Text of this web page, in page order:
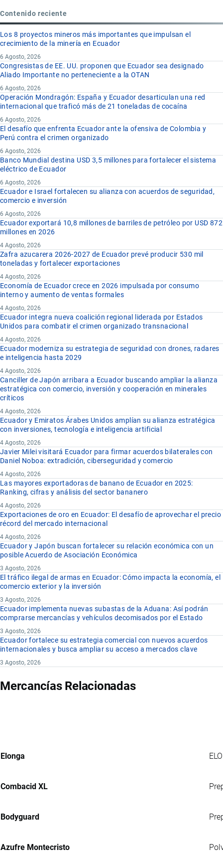
Contenido reciente
Los 8 proyectos mineros más importantes que impulsan el
crecimiento de la minería en Ecuador
6 Agosto, 2026
Congresistas de EE. UU. proponen que Ecuador sea designado
Aliado Importante no perteneciente a la OTAN
6 Agosto, 2026
Operación Mondragón: España y Ecuador desarticulan una red
internacional que traficó más de 21 toneladas de cocaína
6 Agosto, 2026
El desafío que enfrenta Ecuador ante la ofensiva de Colombia y
Perú contra el crimen organizado
6 Agosto, 2026
Banco Mundial destina USD 3,5 millones para fortalecer el sistema
eléctrico de Ecuador
6 Agosto, 2026
Ecuador e Israel fortalecen su alianza con acuerdos de seguridad,
comercio e inversión
6 Agosto, 2026
Ecuador exportará 10,8 millones de barriles de petróleo por USD 872
millones en 2026
4 Agosto, 2026
Zafra azucarera 2026-2027 de Ecuador prevé producir 530 mil
toneladas y fortalecer exportaciones
4 Agosto, 2026
Economía de Ecuador crece en 2026 impulsada por consumo
interno y aumento de ventas formales
4 Agosto, 2026
Ecuador integra nueva coalición regional liderada por Estados
Unidos para combatir el crimen organizado transnacional
4 Agosto, 2026
Ecuador moderniza su estrategia de seguridad con drones, radares
e inteligencia hasta 2029
4 Agosto, 2026
Canciller de Japón arribara a Ecuador buscando ampliar la alianza
estratégica con comercio, inversión y cooperación en minerales
críticos
4 Agosto, 2026
Ecuador y Emiratos Árabes Unidos amplían su alianza estratégica
con inversiones, tecnología e inteligencia artificial
4 Agosto, 2026
Javier Milei visitará Ecuador para firmar acuerdos bilaterales con
Daniel Noboa: extradición, ciberseguridad y comercio
4 Agosto, 2026
Las mayores exportadoras de banano de Ecuador en 2025:
Ranking, cifras y análisis del sector bananero
4 Agosto, 2026
Exportaciones de oro en Ecuador: El desafío de aprovechar el precio
récord del mercado internacional
4 Agosto, 2026
Ecuador y Japón buscan fortalecer su relación económica con un
posible Acuerdo de Asociación Económica
3 Agosto, 2026
El tráfico ilegal de armas en Ecuador: Cómo impacta la economía, el
comercio exterior y la inversión
3 Agosto, 2026
Ecuador implementa nuevas subastas de la Aduana: Así podrán
comprarse mercancías y vehículos decomisados por el Estado
3 Agosto, 2026
Ecuador fortalece su estrategia comercial con nuevos acuerdos
internacionales y busca ampliar su acceso a mercados clave
3 Agosto, 2026
Mercancías Relacionadas
Elonga
Combacid XL
Bodyguard
Azufre Montecristo